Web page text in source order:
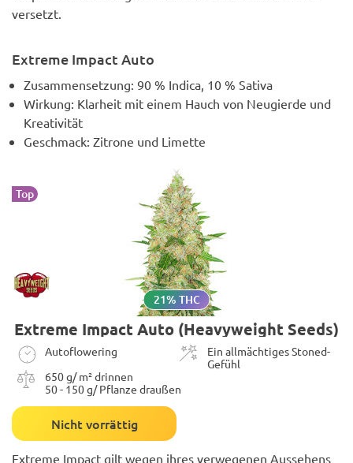
versetzt.
Extreme Impact Auto
Zusammensetzung: 90 % Indica, 10 % Sativa
Wirkung: Klarheit mit einem Hauch von Neugierde und
Kreativität
Geschmack: Zitrone und Limette
Top
21% THC
Extreme Impact Auto (Heavyweight Seeds)
Autoflowering
Ein allmächtiges Stoned-
Gefühl
650 g/ m² drinnen
50 - 150 g/ Pflanze draußen
Nicht vorrättig
Extreme Impact gilt wegen ihres verwegenen Aussehens